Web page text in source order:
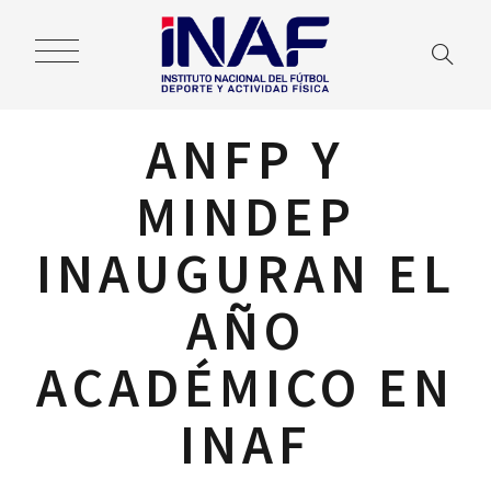
ANFP Y
MINDEP
INAUGURAN EL
AÑO
ACADÉMICO EN
INAF